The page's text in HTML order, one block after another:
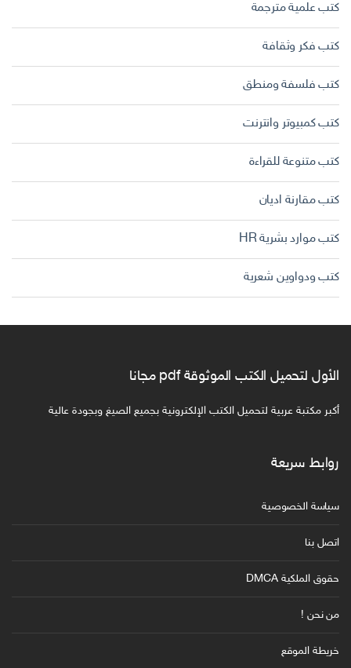
كتب علمية مترجمة
كتب فكر وثقافة
كتب فلسفة ومنطق
كتب كمبيوتر وانترنت
كتب متنوعة للقراءة
كتب مقارنة اديان
كتب موارد بشرية HR
كتب ودواوين شعرية
الأول لتحميل الكتب الموثوقة pdf مجانا
أكبر مكتبة عربية لتحميل الكتب الإلكترونية بجميع الصيغ وبجودة عالية
روابط سريعة
سياسة الخصوصية
اتصل بنا
حقوق الملكية DMCA
من نحن !
خريطة الموقع